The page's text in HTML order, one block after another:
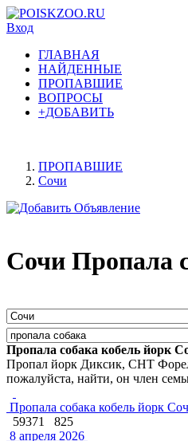
Вход
ГЛАВНАЯ
НАЙДЕННЫЕ
ПРОПАВШИЕ
ВОПРОСЫ
+ДОБАВИТЬ
ПРОПАВШИЕ
Сочи
Сочи Пропала
Пропала собака кобель йорк
Пропал йорк Диксик, СНТ
пожалуйста, найти, он член
Пропала собака кобель йорк
59371
825
8 апреля 2026